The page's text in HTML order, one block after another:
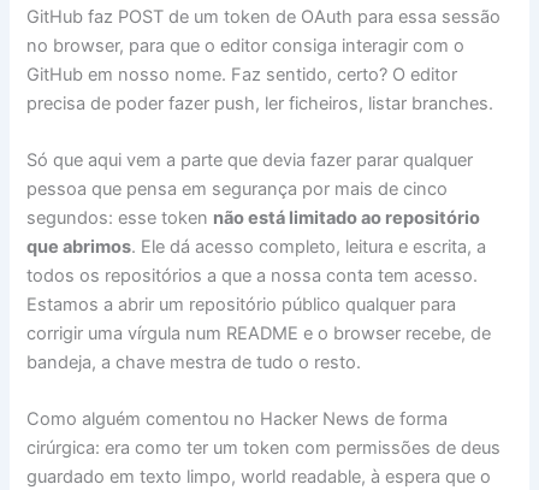
GitHub faz POST de um token de OAuth para essa sessão
no browser, para que o editor consiga interagir com o
GitHub em nosso nome. Faz sentido, certo? O editor
precisa de poder fazer push, ler ficheiros, listar branches.
Só que aqui vem a parte que devia fazer parar qualquer
pessoa que pensa em segurança por mais de cinco
segundos: esse token não está limitado ao repositório
que abrimos. Ele dá acesso completo, leitura e escrita, a
todos os repositórios a que a nossa conta tem acesso.
Estamos a abrir um repositório público qualquer para
corrigir uma vírgula num README e o browser recebe, de
bandeja, a chave mestra de tudo o resto.
Como alguém comentou no Hacker News de forma
cirúrgica: era como ter um token com permissões de deus
guardado em texto limpo, world readable, à espera que o